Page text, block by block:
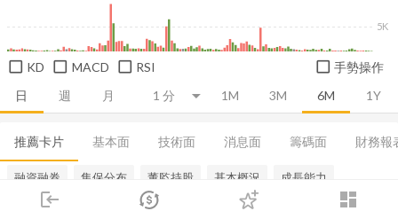
login dashboard
市場 登入
日 週 月 1M 3M 6M 1Y
5K
KD MACD RSI 手勢操作
推薦卡片 基本面 技術面 消息面 籌碼面 財務報
融資融券 集保分布 董監持股 基本概況 成長能力